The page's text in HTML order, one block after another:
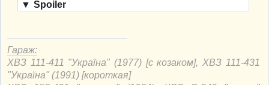
▼ Spoiler
Гараж:
ХВЗ 111-411 "Україна" (1977) [с козаком], ХВЗ 111-431
"Україна" (1991) [короткая]